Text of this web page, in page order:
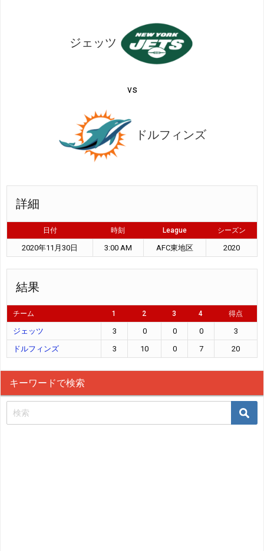
ジェッツ
vs
ドルフィンズ
詳細
日付 時刻 League シーズン
2020年11月30日 3:00 AM AFC東地区 2020
結果
チーム 1 2 3 4 得点
ジェッツ 3 0 0 0
3
ドルフィンズ
3 10 0 7 20
キーワードで検索